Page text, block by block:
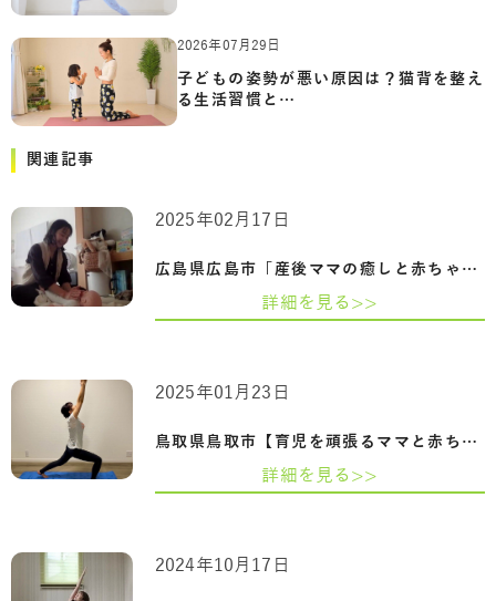
2026年07月29日
子どもの姿勢が悪い原因は？猫背を整え
る生活習慣と…
関連記事
広島県広島市「産後ママの癒しと赤ちゃん…
2025年02月17日
詳細を見る>>
鳥取県鳥取市【育児を頑張るママと赤ちゃ…
2025年01月23日
詳細を見る>>
2024年10月17日